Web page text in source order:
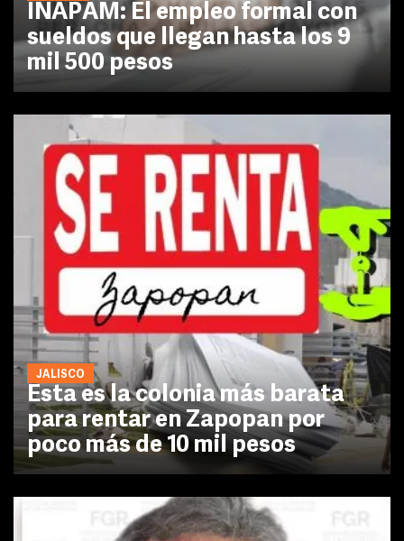
INAPAM: El empleo formal con
sueldos que llegan hasta los 9
mil 500 pesos
JALISCO
Esta es la colonia más barata
para rentar en Zapopan por
poco más de 10 mil pesos